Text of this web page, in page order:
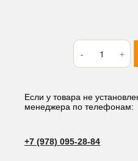
Количество
товара
Ремкомплект
Nissan
TD23
Если у товара не
менеджера по телефонам:
+7 (978) 095-28-84